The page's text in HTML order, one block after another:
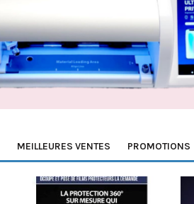
MEILLEURES VENTES PROMOTIONS